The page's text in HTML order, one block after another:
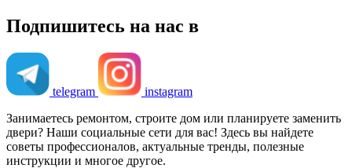
Подпишитесь на нас в
telegram
instagram
Занимаетесь ремонтом, строите дом или планируете заменить
двери? Наши социальные сети для вас! Здесь вы найдете
советы профессионалов, актуальные тренды, полезные
инструкции и многое другое.